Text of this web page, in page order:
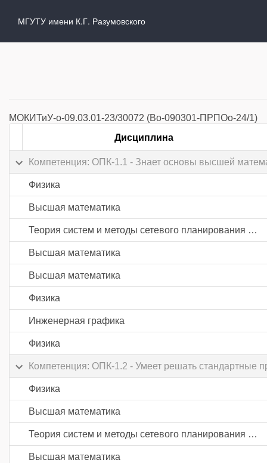
МГУТУ имени К.Г. Разумовского
МОКИТиУ-о-09.03.01-23/30072 (Во-090301-ПРПОо-24/1)
Дисциплина
Компетенция: ОПК-1.1 - Знает основы высшей
Физика
Высшая математика
Теория систем и методы сетевого планирования и управления
Высшая математика
Высшая математика
Физика
Инженерная графика
Физика
Компетенция: ОПК-1.2 - Умеет решать стандартные
Физика
Высшая математика
Теория систем и методы сетевого планирования и управления
Высшая математика